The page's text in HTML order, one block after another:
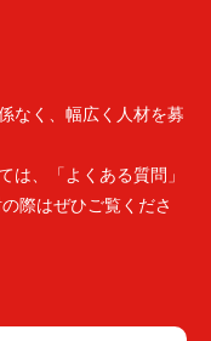
なく、幅広く人材を募
は、「よくある質問」
際はぜひご覧くださ